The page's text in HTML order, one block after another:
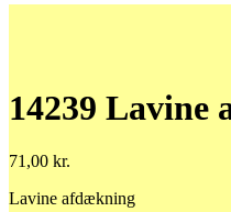
14239 Lavine
71,00 kr.
Lavine afdækning